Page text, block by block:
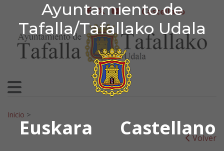
Ayuntamiento de
Tafalla/Tafallako Udala
Euskara Castellano
Ir al contenido
Ayuntamiento de
facebook
twitter
youtubeCastellano
Search for:
Inicio >
Volver